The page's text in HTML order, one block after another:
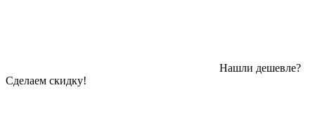
Нашли дешевле?
Сделаем скидку!